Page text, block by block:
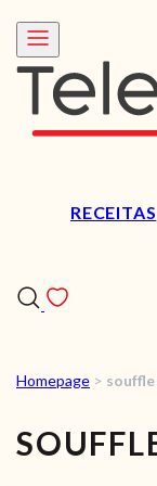
RECEITAS
Homepage >